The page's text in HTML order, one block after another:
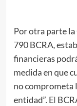
Por otra parte la
790 BCRA,
financieras
medida en que
no comprometa
entidad”. El